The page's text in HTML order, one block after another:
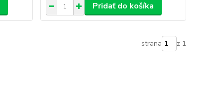
Pridať do košíka
strana z 1